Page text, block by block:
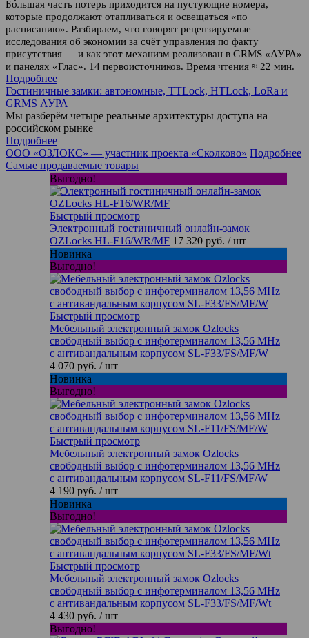
Бóльшая часть потерь приходится на пустующие номера,
которые продолжают отапливаться и освещаться «по
расписанию». Разбираем, что говорят рецензируемые
исследования об экономии за счёт управления по факту
присутствия — и как этот механизм реализован в GRMS «АУРА»
и панелях «Глас». 14 первоисточников. Время чтения ≈ 22 мин.
Подробнее
Гостиничные замки: автономные, TTLock, HTLock, LoRa и
GRMS АУРА
Мы разберём четыре реальные архитектуры доступа на
российском рынке
Подробнее
ООО «ОЗЛОКС» — участник проекта «Сколково» Подробнее
Самые продаваемые товары
Выгодно!
Быстрый просмотр
Электронный гостиничный онлайн-замок
OZLocks HL-F16/WR/MF 17 320 руб. / шт
Новинка
Выгодно!
Быстрый просмотр
Мебельный электронный замок Ozlocks
свободный выбор с инфотерминалом 13,56 MHz
с антивандальным корпусом SL-F33/FS/MF/W
4 070 руб. / шт
Новинка
Выгодно!
Быстрый просмотр
Мебельный электронный замок Ozlocks
свободный выбор с инфотерминалом 13,56 MHz
с антивандальным корпусом SL-F11/FS/MF/W
4 190 руб. / шт
Новинка
Выгодно!
Быстрый просмотр
Мебельный электронный замок Ozlocks
свободный выбор с инфотерминалом 13,56 MHz
с антивандальным корпусом SL-F33/FS/MF/Wt
4 430 руб. / шт
Выгодно!